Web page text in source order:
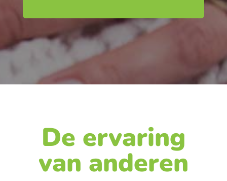
De ervaring
van anderen